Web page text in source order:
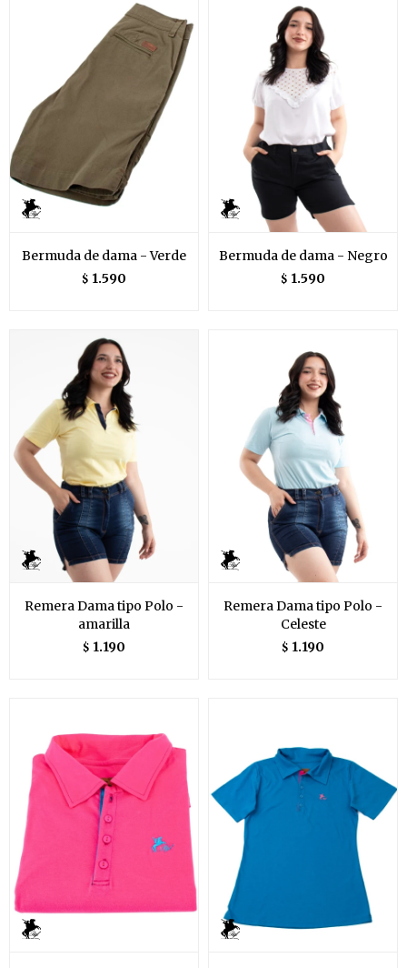
Bermuda de dama - Verde
$ 1.590
Bermuda de dama - Negro
$ 1.590
Remera Dama tipo Polo -
amarilla
$ 1.190
Remera Dama tipo Polo -
Celeste
$ 1.190